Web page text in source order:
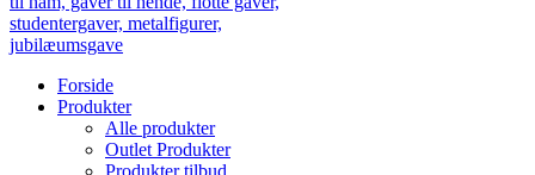
Forside
Produkter
Alle produkter
Outlet Produkter
Produkter tilbud